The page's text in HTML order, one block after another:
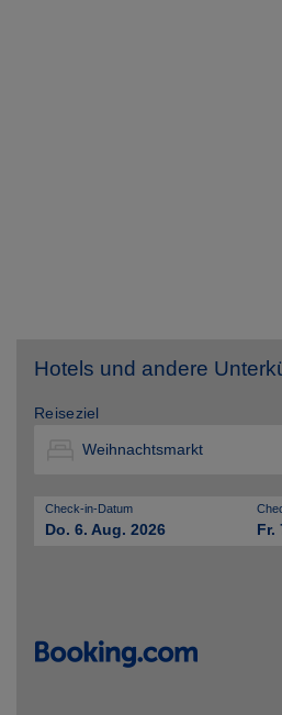
Hotels und andere
Reiseziel
Check-in-Datum
Do. 6. Aug. 2026 Fr.